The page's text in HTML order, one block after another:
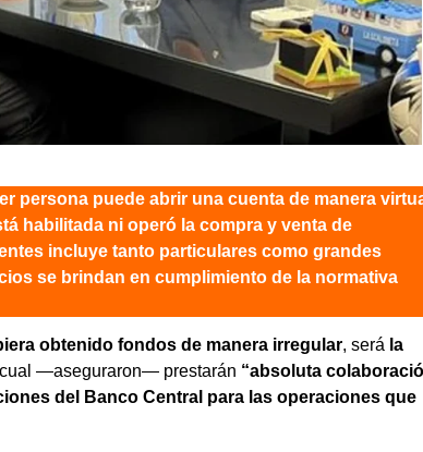
persona puede abrir una cuenta de manera
habilitada ni operó la compra y venta de
incluye tanto particulares como grandes
se brindan en cumplimiento de la normativa
obtenido fondos de manera irregular, será la
—aseguraron— prestarán “absoluta
del Banco Central para las operaciones que